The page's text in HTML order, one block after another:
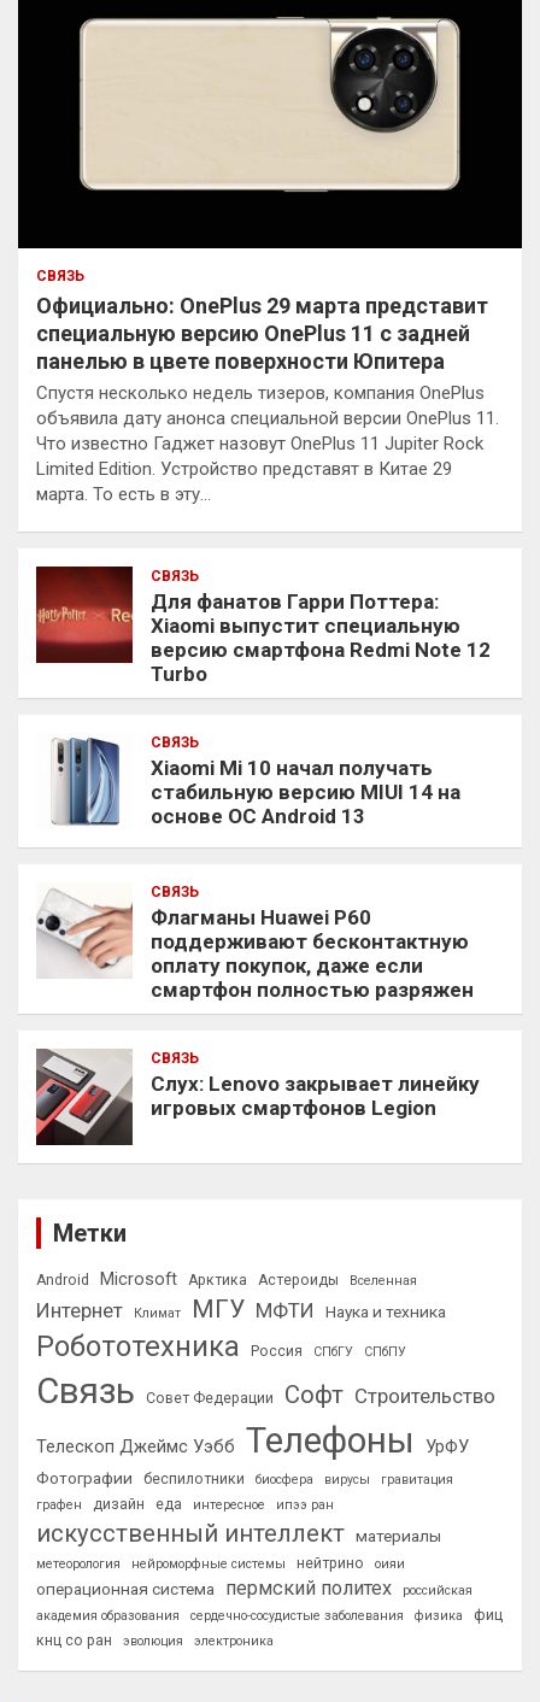
СВЯЗЬ
Официально: OnePlus 29 марта представит
специальную версию OnePlus 11 с задней
панелью в цвете поверхности Юпитера
Спустя несколько недель тизеров, компания OnePlus
объявила дату анонса специальной версии OnePlus 11.
Что известно Гаджет назовут OnePlus 11 Jupiter Rock
Limited Edition. Устройство представят в Китае 29
марта. То есть в эту…
СВЯЗЬ
Для фанатов Гарри Поттера:
Xiaomi выпустит специальную
версию смартфона Redmi Note 12
Turbo
СВЯЗЬ
Xiaomi Mi 10 начал получать
стабильную версию MIUI 14 на
основе ОС Android 13
СВЯЗЬ
Флагманы Huawei P60
поддерживают бесконтактную
оплату покупок, даже если
смартфон полностью разряжен
СВЯЗЬ
Слух: Lenovo закрывает линейку
игровых смартфонов Legion
Метки
Android Microsoft Арктика Астероиды Вселенная
Интернет Климат МГУ МФТИ Наука и техника
Робототехника Россия СПбГУ СПбПУ
Связь Совет Федерации Софт Строительство
Телескоп Джеймс Уэбб Телефоны УрФУ
Фотографии беспилотники биосфера вирусы
гравитация
графен
дизайн еда интересное ипээ ран
искусственный интеллект материалы
метеорология нейроморфные системы нейтрино оияи
операционная система пермский политех
российская
академия образования
сердечно-сосудистые заболевания физика
фиц
кнц со ран
эволюция электроника